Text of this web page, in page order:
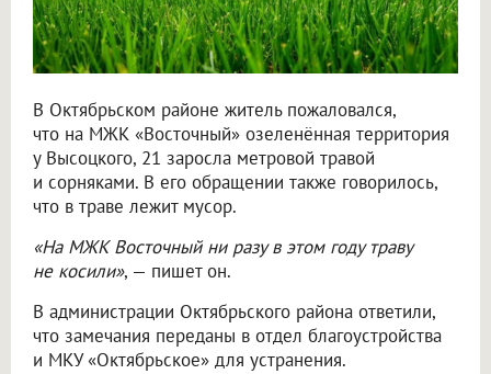
В Октябрьском районе житель пожаловался,
что на МЖК «Восточный» озеленённая территория
у Высоцкого, 21 заросла метровой травой
и сорняками. В его обращении также говорилось,
что в траве лежит мусор.
«На МЖК Восточный ни разу в этом году траву
не косили», — пишет он.
В администрации Октябрьского района ответили,
что замечания переданы в отдел благоустройства
и МКУ «Октябрьское» для устранения.